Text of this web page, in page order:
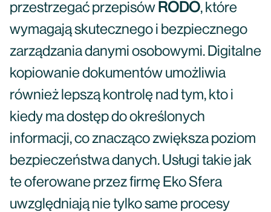
przestrzegać przepisów RODO, które
wymagają skutecznego i bezpiecznego
zarządzania danymi osobowymi. Digitalne
kopiowanie dokumentów umożliwia
również lepszą kontrolę nad tym, kto i
kiedy ma dostęp do określonych
informacji, co znacząco zwiększa poziom
bezpieczeństwa danych. Usługi takie jak
te oferowane przez firmę Eko Sfera
uwzględniają nie tylko same procesy